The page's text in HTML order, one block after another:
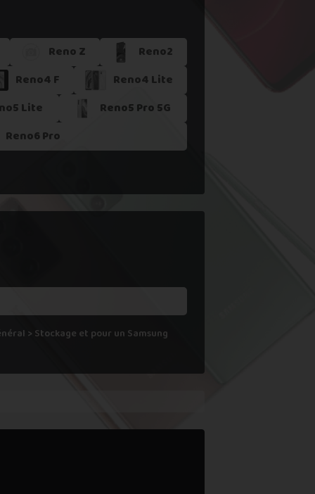
Reno Z
Reno2
Reno4 F
Reno4 Lite
Lite
Reno5 Pro 5G
Reno6 Pro
> Stockage et pour un Samsung